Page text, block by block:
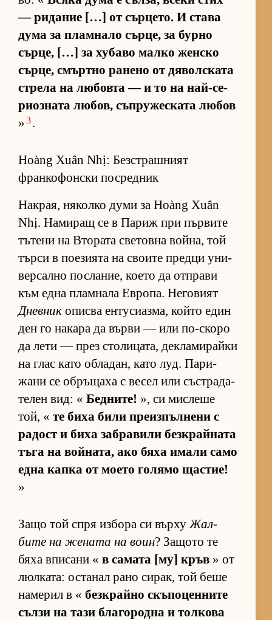
— ри­да­ние […] от сър­це­то. И става
дума за плам­нало сър­це, за бурно
сър­це, […] за ху­баво малко жен­ско
сър­це, смър­тно ра­нено от дя­вол­с­ката
стрела на лю­бовта — и то на най-се­
ри­оз­ната лю­бов, съп­ру­жес­ката лю­бов
»3.
Hoàng Xuân Nhị: Безстрашният
франкофонски посредник
Нак­рая, ня­колко думи за Hoàng Xuân
Nhị. На­ми­ращ се в Па­риж при пър­вите
тъ­тени на Вто­рата све­товна вой­на, той
търси в по­е­зи­ята на сво­ите предци уни­
вер­сално пос­ла­ние, ко­ето да от­п­рави
към една плам­нала Ев­ро­па. Не­го­вият
Дневник описва ен­ту­си­аз­ма, който един
ден го на­кара да върви — или по-скоро
да лети — през сто­ли­ца­та, дек­ла­ми­райки
на глас като об­ла­дан, като луд. Па­ри­
жани се об­ръ­щаха с ве­сел или със­т­ра­да­
те­лен вид: « Бедните! », си мис­леше
той, « те биха били пре­из­пъл­нени с
ра­дост и биха заб­ра­вили без­к­рай­ната
тъга на вой­на­та, ако бяха имали само
една капка от мо­ето го­лямо щас­тие!
»
Защо той спря из­бора си върху Жал­
бите на же­ната на воин? За­щото те
бяха впи­сани « в са­мата [му] кръв » от
люл­ка­та: ос­та­нал рано си­рак, той беше
на­ме­рил в « без­к­райно скъ­по­цен­ните
сълзи на тази бла­го­родна и тол­кова